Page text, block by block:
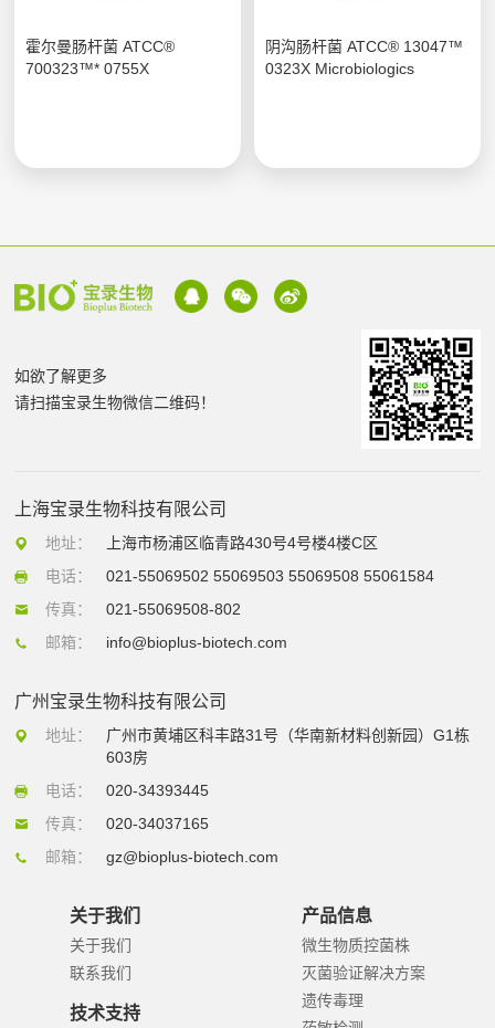
霍尔曼肠杆菌 ATCC®
700323™* 0755X
阴沟肠杆菌 ATCC® 13047™
0323X Microbiologics
如欲了解更多
请扫描宝录生物微信二维码！
上海宝录生物科技有限公司
地址：
上海市杨浦区临青路430号4号楼4楼C区
电话：
021-55069502 55069503 55069508 55061584
传真：
021-55069508-802
邮箱：
info@bioplus-biotech.com
广州宝录生物科技有限公司
地址：
广州市黄埔区科丰路31号（华南新材料创新园）G1栋
603房
电话：
020-34393445
传真：
020-34037165
邮箱：
gz@bioplus-biotech.com
关于我们
关于我们
联系我们
技术支持
产品信息
微生物质控菌株
灭菌验证解决方案
遗传毒理